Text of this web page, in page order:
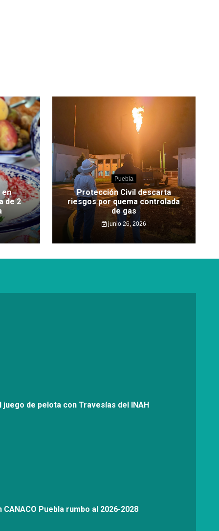
en
de 2
Puebla
Protección Civil descarta
riesgos por quema controlada
de gas
junio 26, 2026
de pelota con Travesías del INAH
Puebla rumbo al 2026-2028